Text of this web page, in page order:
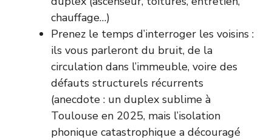
chauffage…)
Prenez le temps d’interroger les voisins :
ils vous parleront du bruit, de la
circulation dans l’immeuble, voire des
défauts structurels récurrents
(anecdote : un duplex sublime à
Toulouse en 2025, mais l’isolation
phonique catastrophique a découragé